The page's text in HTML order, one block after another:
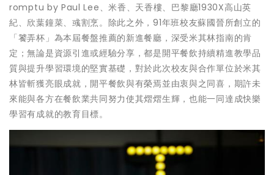
romptu by Paul Lee、米香、天香樓、巴黎廳1930X高山英
紀、欣葉鐘菜、彧割烹。除此之外，91年班校友蘇國晉所創立的
「饕弄杯」為本屆餐盤推薦的新進餐廳，深受米其林指南的肯
定；無論是資源引進或經驗分享，都是開平餐飲持續精進教學品
質與提升學習環境的堅實基礎，對於此次校友與合作單位於米其
林皆斬獲亮眼成就，開平餐飲與有榮焉並由衷與之同喜，期許未
來能與各方在餐飲業共同努力使其熠熠生輝，也能一同達成快樂
學習有成就的教育目標。